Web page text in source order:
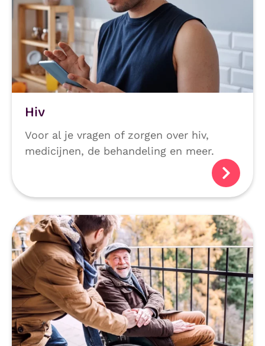
Hiv
Voor al je vragen of zorgen over hiv,
medicijnen, de behandeling en meer.